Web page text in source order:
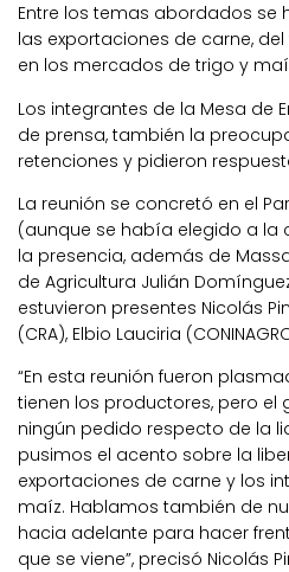
Entre los temas abordados se
las exportaciones de carne,
en los mercados de trigo y
Los integrantes de la Mesa de
de prensa, también la
retenciones y pidieron
La reunión se concretó en el
(aunque se había elegido a la
la presencia, además de
de Agricultura Julián
estuvieron presentes Nicolás
(CRA), Elbio Lauciria
“En esta reunión fueron
tienen los productores, pero el
ningún pedido respecto de la
pusimos el acento sobre la
exportaciones de carne y los
maíz. Hablamos también de
hacia adelante para hacer
que se viene”, precisó Nicolás